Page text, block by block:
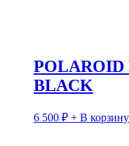
POLAROID
BLACK
6 500 ₽ + В корзину